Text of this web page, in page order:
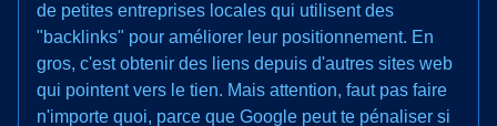
de petites entreprises locales qui utilisent des
"backlinks" pour améliorer leur positionnement. En
gros, c'est obtenir des liens depuis d'autres sites web
qui pointent vers le tien. Mais attention, faut pas faire
n'importe quoi, parce que Google peut te pénaliser si